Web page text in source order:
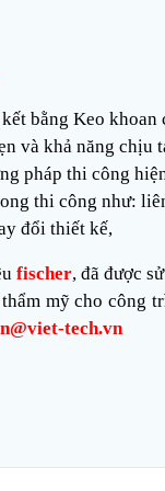
bằng Keo
và khả năng chịu
pháp thi công
thi công như:
đổi thiết kế,
fischer, đã được
mỹ cho
tech.vn